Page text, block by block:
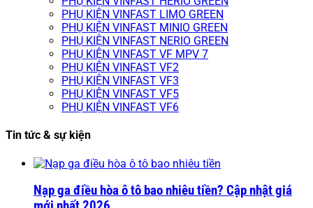
PHỤ KIỆN VINFAST LIMO GREEN
PHỤ KIỆN VINFAST MINIO GREEN
PHỤ KIỆN VINFAST NERIO GREEN
PHỤ KIỆN VINFAST VF MPV 7
PHỤ KIỆN VINFAST VF2
PHỤ KIỆN VINFAST VF3
PHỤ KIỆN VINFAST VF5
PHỤ KIỆN VINFAST VF6
Tin tức & sự kiện
Nạp ga điều hòa ô tô bao nhiêu tiền? Cập nhật giá